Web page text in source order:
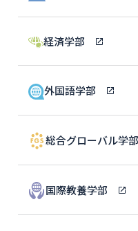
経済学部
外国語学部
総合グローバル学部
国際教養学部